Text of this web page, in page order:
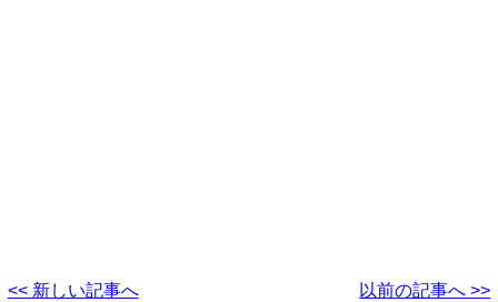
<< 新しい記事へ 以前の記事へ >>